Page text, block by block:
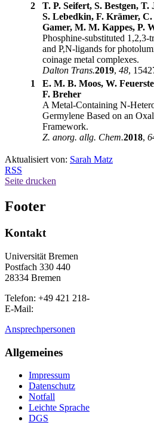
2
T. P. Seifert, S. Bestgen, T.
S. Lebedkin, F. Krämer,
Gamer, M. M. Kappes, P.
Phosphine-substituted 1,2,3-
and P,N-ligands for
coinage metal complexes.
Dalton Trans.2019, 48,
1
E. M. B. Moos, W.
F. Breher
A Metal-Containing N-
Germylene Based on an
Framework.
Z. anorg. allg. Chem.2018,
Aktualisiert von: Sarah Matz
RSS
Seite drucken
Footer
Kontakt
Universität Bremen
Postfach 330 440
28334 Bremen
Telefon: +49 421 218-
E-Mail:
Ansprechpersonen
Allgemeines
Impressum
Datenschutz
Notfall
Leichte Sprache
DGS